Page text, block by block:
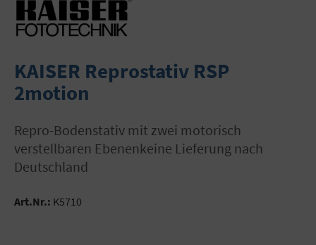
KAISER Reprostativ RSP
2motion
Repro-Bodenstativ mit zwei motorisch
verstellbaren Ebenenkeine Lieferung nach
Deutschland
Art.Nr.: K5710